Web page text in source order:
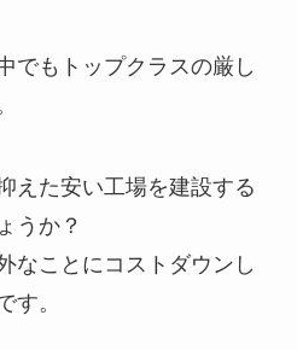
でもトップクラスの厳し
えた安い工場を建設する
うか？
なことにコストダウンし
す。